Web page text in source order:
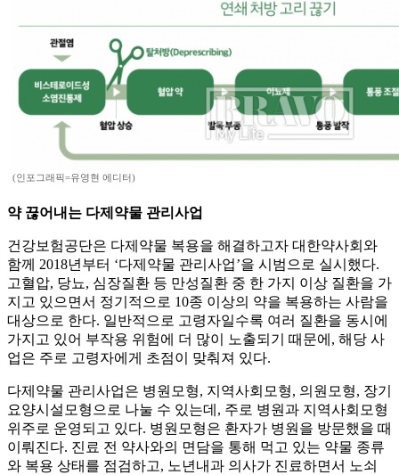
(인포그래픽=유영현 에디터)
약 끊어내는 다제약물 관리사업
건강보험공단은 다제약물 복용을 해결하고자 대한약사회와
함께 2018년부터 ‘다제약물 관리사업’을 시범으로 실시했다.
고혈압, 당뇨, 심장질환 등 만성질환 중 한 가지 이상 질환을 가
지고 있으면서 정기적으로 10종 이상의 약을 복용하는 사람을
대상으로 한다. 일반적으로 고령자일수록 여러 질환을 동시에
가지고 있어 부작용 위험에 더 많이 노출되기 때문에, 해당 사
업은 주로 고령자에게 초점이 맞춰져 있다.
다제약물 관리사업은 병원모형, 지역사회모형, 의원모형, 장기
요양시설모형으로 나눌 수 있는데, 주로 병원과 지역사회모형
위주로 운영되고 있다. 병원모형은 환자가 병원을 방문했을 때
이뤄진다. 진료 전 약사와의 면담을 통해 먹고 있는 약물 종류
와 복용 상태를 점검하고, 노년내과 의사가 진료하면서 노쇠